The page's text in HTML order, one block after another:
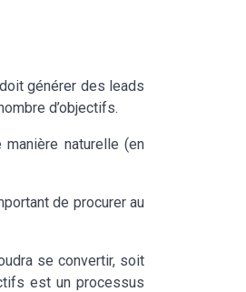
générer des leads
d’objectifs.
naturelle (en
de procurer au
se convertir, soit
est un processus